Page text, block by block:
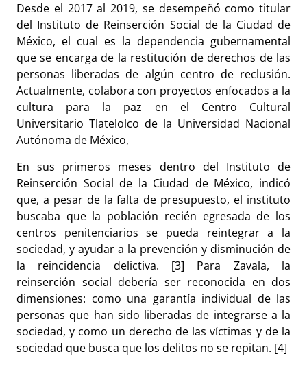
Desde el 2017 al 2019, se desempeñó como titular
del Instituto de Reinserción Social de la Ciudad de
México, el cual es la dependencia gubernamental
que se encarga de la restitución de derechos de las
personas liberadas de algún centro de reclusión.
Actualmente, colabora con proyectos enfocados a la
cultura para la paz en el Centro Cultural
Universitario Tlatelolco de la Universidad Nacional
Autónoma de México,
En sus primeros meses dentro del Instituto de
Reinserción Social de la Ciudad de México, indicó
que, a pesar de la falta de presupuesto, el instituto
buscaba que la población recién egresada de los
centros penitenciarios se pueda reintegrar a la
sociedad, y ayudar a la prevención y disminución de
la reincidencia delictiva. [3] Para Zavala, la
reinserción social debería ser reconocida en dos
dimensiones: como una garantía individual de las
personas que han sido liberadas de integrarse a la
sociedad, y como un derecho de las víctimas y de la
sociedad que busca que los delitos no se repitan. [4]